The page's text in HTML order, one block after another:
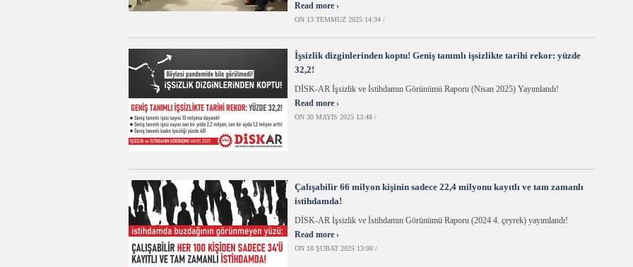
Read more ›
ON 13 TEMMUZ 2025 14:34 /
İşsizlik dizginlerinden koptu! Geniş tanımlı işsizlikte tarihi rekor: yüzde
32,2!
DİSK-AR İşsizlik ve İstihdamın Görünümü Raporu (Nisan 2025) Yayımlandı!
Read more ›
ON 30 MAYIS 2025 13:48 /
Çalışabilir 66 milyon kişinin sadece 22,4 milyonu kayıtlı ve tam zamanlı
istihdamda!
DİSK-AR İşsizlik ve İstihdamın Görünümü Raporu (2024 4. çeyrek) yayımlandı!
Read more ›
ON 18 ŞUBAT 2025 13:00 /